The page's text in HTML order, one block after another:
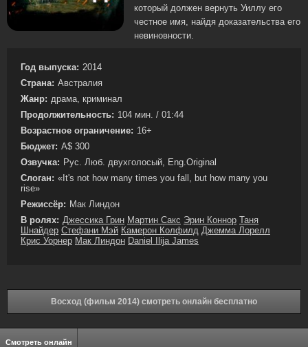
который должен вернуть Уиллу его
честное имя, найдя доказательства его
невиновности.
Год выпуска: 2014
Страна: Австралия
Жанр: драма, криминал
Продолжительность: 104 мин. / 01:44
Возрастное ограничение: 16+
Бюджет: A$ 300
Озвучка: Рус. Люб. двухголосый, Eng.Original
Слоган: «It's not how many times you fall, but how many you
rise»
Режиссёр: Мак Линдон
В ролях: Джессика Грин Мартин Сакс Эрин Коннор Таня
Шнайдер Стефани Мэй Камерон Колфилд Джемма Лорелл
Крис Уорнер Мак Линдон Daniel Ilija James
Восход (фильм 2014) смотреть онлайн бесплатно
Смотреть онлайн